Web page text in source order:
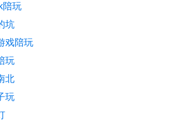
陪玩
坑
戏陪玩
玩
北
玩